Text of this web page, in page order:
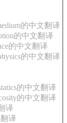
的中文翻译
的中文翻译
的中文翻译
的中文翻译
的中文翻译
的中文翻译
译
译